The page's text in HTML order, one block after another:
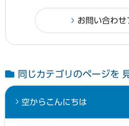
同じカテゴリのページを
空からこんにちは